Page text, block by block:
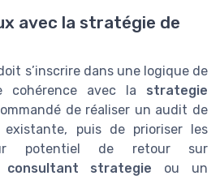
avec la stratégie de
s’inscrire dans une logique de
cohérence avec la strategie
de réaliser un audit de
existante, puis de prioriser les
potentiel de retour sur
consultant strategie ou un